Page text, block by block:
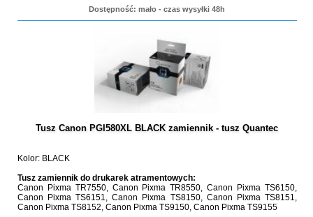
Dostępność: mało - czas wysyłki 48h
Tusz Canon PGI580XL BLACK zamiennik - tusz Quantec
Kolor: BLACK
Tusz zamiennik do drukarek atramentowych:
Canon Pixma TR7550, Canon Pixma TR8550, Canon Pixma TS6150,
Canon Pixma TS6151, Canon Pixma TS8150, Canon Pixma TS8151,
Canon Pixma TS8152, Canon Pixma TS9150, Canon Pixma TS9155